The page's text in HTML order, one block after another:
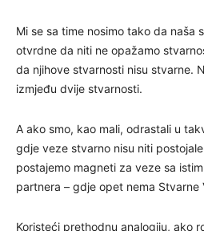
Mi se sa time nosimo tako da naša
otvrdne da niti ne opažamo
da njihove stvarnosti nisu stvarne.
izmjeđu dvije stvarnosti.
A ako smo, kao mali, odrastali u
gdje veze stvarno nisu niti
postajemo magneti za veze sa
partnera – gdje opet nema Stvarne
Koristeći prethodnu analogiju, ako